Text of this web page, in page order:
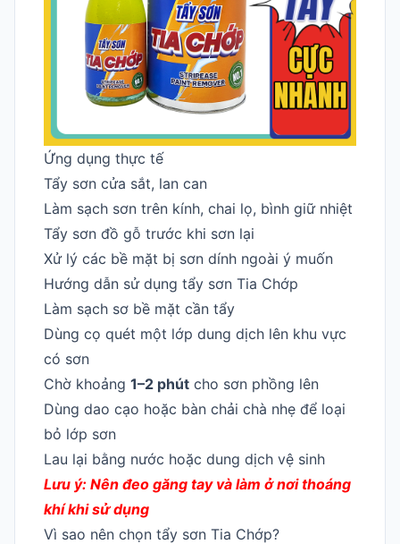
Ứng dụng thực tế
Tẩy sơn cửa sắt, lan can
Làm sạch sơn trên kính, chai lọ, bình giữ nhiệt
Tẩy sơn đồ gỗ trước khi sơn lại
Xử lý các bề mặt bị sơn dính ngoài ý muốn
Hướng dẫn sử dụng tẩy sơn Tia Chớp
Làm sạch sơ bề mặt cần tẩy
Dùng cọ quét một lớp dung dịch lên khu vực
có sơn
Chờ khoảng 1–2 phút cho sơn phồng lên
Dùng dao cạo hoặc bàn chải chà nhẹ để loại
bỏ lớp sơn
Lau lại bằng nước hoặc dung dịch vệ sinh
Lưu ý: Nên đeo găng tay và làm ở nơi thoáng
khí khi sử dụng
Vì sao nên chọn tẩy sơn Tia Chớp?